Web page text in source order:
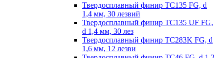
Твердосплавный финир TC135 FG, d
1,4 мм, 30 лезвий
Твердосплавный финир TC135 UF FG,
d 1,4 мм, 30 лез
Твердосплавный финир TC283K FG, d
1,6 мм, 12 лезви